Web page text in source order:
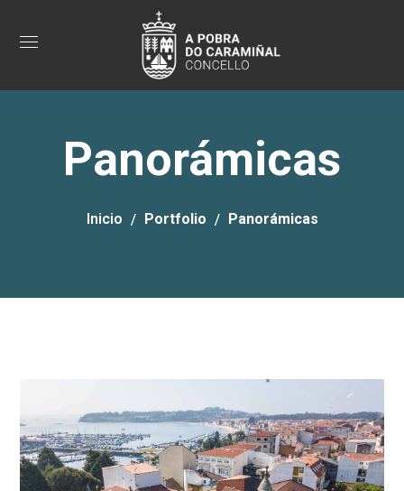
Panorámicas
Inicio Portfolio Panorámicas